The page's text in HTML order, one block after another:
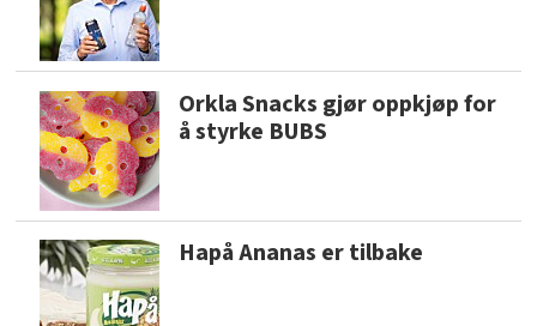
Orkla Snacks gjør oppkjøp for
å styrke BUBS
Hapå Ananas er tilbake